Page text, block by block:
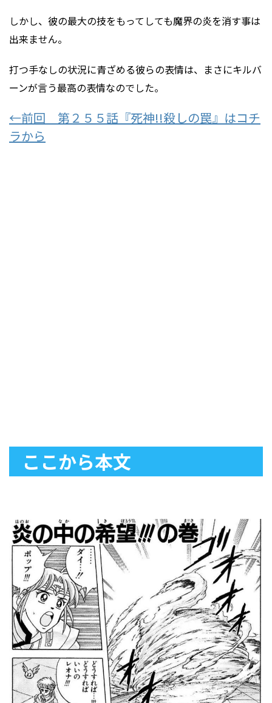
しかし、彼の最大の技をもってしても魔界の炎を消す事は
出来ません。
打つ手なしの状況に青ざめる彼らの表情は、まさにキルバ
ーンが言う最高の表情なのでした。
←前回 第２５５話『死神!!殺しの罠』はコチ
ラから
ここから本文